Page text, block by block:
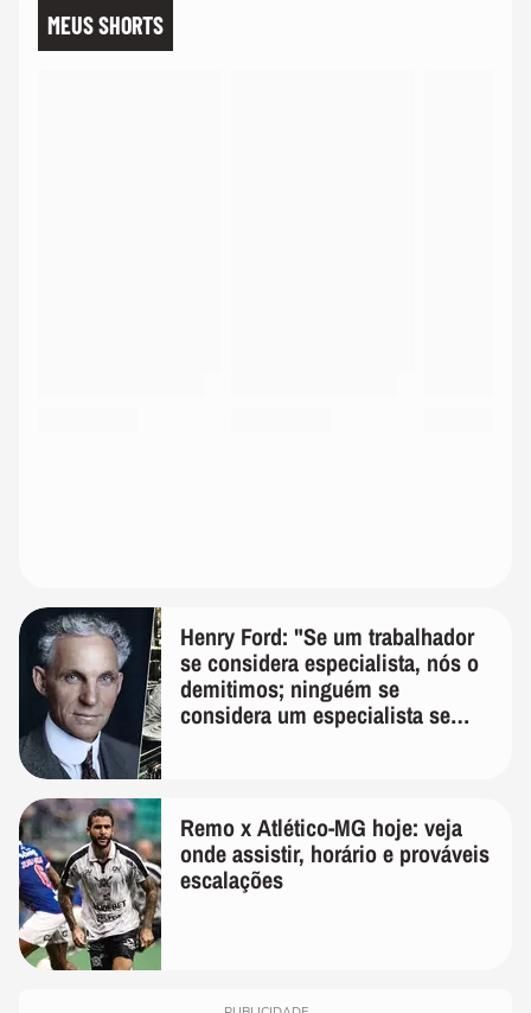
MEUS SHORTS
Henry Ford: "Se um trabalhador
se considera especialista, nós o
demitimos; ninguém se
considera um especialista se
Remo x Atlético-MG hoje: veja
onde assistir, horário e prováveis
escalações